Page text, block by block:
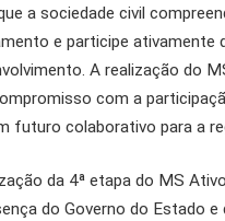
a sociedade civil
e participe ativamente
A realização do
com a
futuro colaborativo para a
da 4ª etapa do MS
do Governo do Estado e